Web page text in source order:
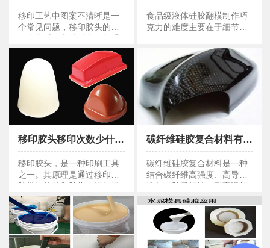
移印图案不清晰，是移印胶头没选对吗？
移印工艺中图案不清晰是一
个常见问题，移印胶头的选
要影响，但并非唯一因素。
食品级液体硅胶翻模制作巧克力流程应该注意什么 ？
食品级液体硅胶翻模制作巧
克力的难度主要在于细节控
移印胶头移印次数少什么原因？
移印胶头移印次数少什么原因？
移印胶头，是一种印刷工具
之一。其原理是通过移印硅
胶做好的移印胶头，把钢板
上带图形的油墨，转印到产
品上，实现快速印刷的方
式。
碳纤维硅胶复合材料有什么特点？
碳纤维硅胶复合材料有什么特点？
碳纤维硅胶复合材料是一种
结合碳纤维高强度、高导热
性与硅胶柔韧性、耐高温特
性的先进复合材料。